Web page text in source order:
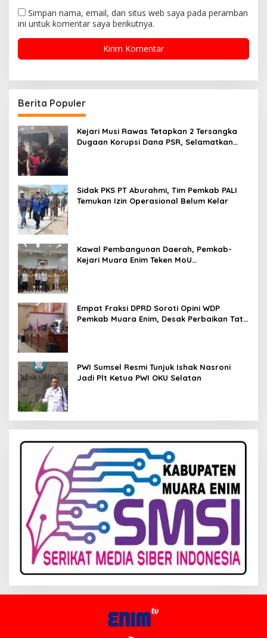
Simpan nama, email, dan situs web saya pada peramban
ini untuk komentar saya berikutnya.
Berita Populer
Kejari Musi Rawas Tetapkan 2 Tersangka
Dugaan Korupsi Dana PSR, Selamatkan
Sidak PKS PT Aburahmi, Tim Pemkab PALI
Temukan Izin Operasional Belum Kelar
Kawal Pembangunan Daerah, Pemkab-
Kejari Muara Enim Teken MoU
Empat Fraksi DPRD Soroti Opini WDP
Pemkab Muara Enim, Desak Perbaikan Tata
PWI Sumsel Resmi Tunjuk Ishak Nasroni
Jadi Plt Ketua PWI OKU Selatan